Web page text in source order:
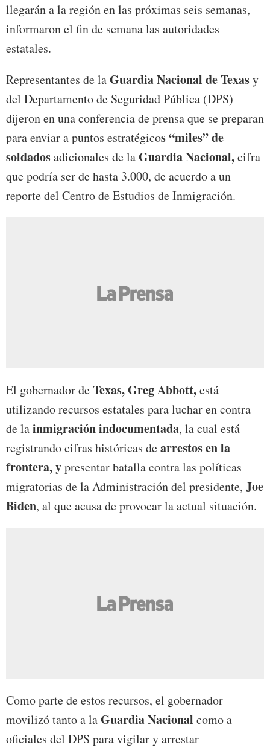
llegarán a la región en las próximas seis semanas,
informaron el fin de semana las autoridades
estatales.
Representantes de laGuardia Nacional de Texasy
del Departamento de Seguridad Pública (DPS)
dijeron en una conferencia de prensa que se preparan
para enviar a puntos estratégicos “miles” de
soldadosadicionales de laGuardia Nacional,cifra
que podría ser de hasta 3.000, de acuerdo a un
reporte del Centro de Estudios de Inmigración.
El gobernador deTexas, Greg Abbott,está
utilizando recursos estatales para luchar en contra
de lainmigración indocumentada, la cual está
registrando cifras históricas dearrestos en la
frontera, ypresentar batalla contra las políticas
migratorias de la Administración del presidente, Joe
Biden, al que acusa de provocar la actual situación.
Como parte de estos recursos, el gobernador
movilizó tanto a laGuardia Nacional como a
oficiales del DPS para vigilar y arrestar